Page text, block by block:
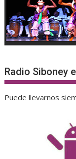
Radio Siboney
Puede llevarnos